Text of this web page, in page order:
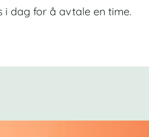
i dag for å avtale en time.